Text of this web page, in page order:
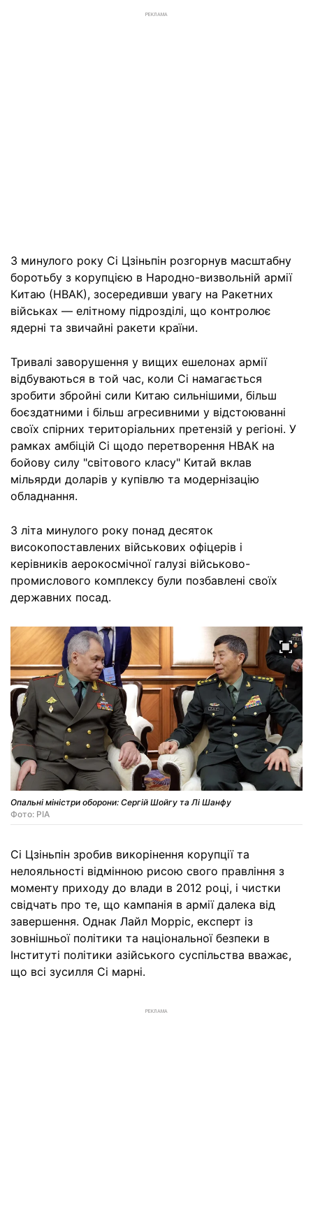
РЕКЛАМА
З минулого року Сі Цзіньпін розгорнув масштабну
боротьбу з корупцією в Народно-визвольній армії
Китаю (НВАК), зосередивши увагу на Ракетних
військах — елітному підрозділі, що контролює
ядерні та звичайні ракети країни.
Тривалі заворушення у вищих ешелонах армії
відбуваються в той час, коли Сі намагається
зробити збройні сили Китаю сильнішими, більш
боєздатними і більш агресивними у відстоюванні
своїх спірних територіальних претензій у регіоні. У
рамках амбіцій Сі щодо перетворення НВАК на
бойову силу "світового класу" Китай вклав
мільярди доларів у купівлю та модернізацію
обладнання.
З літа минулого року понад десяток
високопоставлених військових офіцерів і
керівників аерокосмічної галузі військово-
промислового комплексу були позбавлені своїх
державних посад.
Опальні міністри оборони: Сергій Шойгу та Лі Шанфу
Фото: РІА
Сі Цзіньпін зробив викорінення корупції та
нелояльності відмінною рисою свого правління з
моменту приходу до влади в 2012 році, і чистки
свідчать про те, що кампанія в армії далека від
завершення. Однак Лайл Морріс, експерт із
зовнішньої політики та національної безпеки в
Інституті політики азійського суспільства вважає,
що всі зусилля Сі марні.
РЕКЛАМА